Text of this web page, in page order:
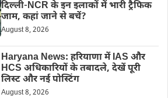
दिल्ली-NCR के इन इलाकों में भारी ट्रैफिक
जाम, कहां जाने से बचें?
August 8, 2026
Haryana News: हरियाणा में IAS और
HCS अधिकारियों के तबादले, देखें पूरी
लिस्ट और नई पोस्टिंग
August 8, 2026